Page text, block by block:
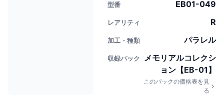
型番 EB01-049
レアリティ R
加工・種類 パラレル
収録パック
メモリアルコレクシ
ョン【EB-01】
このパックの価格表を見
る